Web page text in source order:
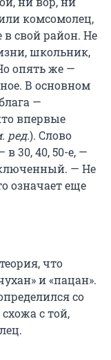
комсомолец,
в свой район. Не
школьник,
опять же —
В основном
—
впервые
ред.). Слово
30, 40, 50-е, —
— Не
означает еще
что
и «пацан».
со
с той,